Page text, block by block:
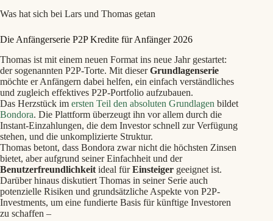
Was hat sich bei Lars und Thomas getan
Die Anfängerserie P2P Kredite für Anfänger 2026
Thomas ist mit einem neuen Format ins neue Jahr gestartet:
der sogenannten P2P-Torte. Mit dieserGrundlagenserie
möchte er Anfängern dabei helfen, ein einfach verständliches
und zugleich effektives P2P-Portfolio aufzubauen.
Das Herzstück im ersten Teil den absoluten Grundlagen bildet
Bondora. Die Plattform überzeugt ihn vor allem durch die
Instant-Einzahlungen, die dem Investor schnell zur Verfügung
stehen, und die unkomplizierte Struktur.
Thomas betont, dass Bondora zwar nicht die höchsten Zinsen
bietet, aber aufgrund seiner Einfachheit und der
Benutzerfreundlichkeit ideal fürEinsteiger geeignet ist.
Darüber hinaus diskutiert Thomas in seiner Serie auch
potenzielle Risiken und grundsätzliche Aspekte von P2P-
Investments, um eine fundierte Basis für künftige Investoren
zu schaffen –